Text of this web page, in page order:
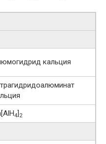
кальция
4] 2